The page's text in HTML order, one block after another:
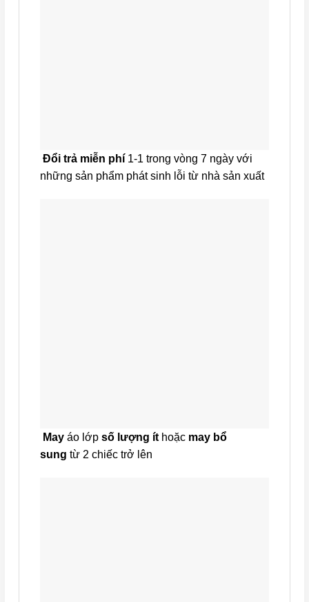
Đổi trả miễn phí 1-1 trong vòng 7 ngày với
những sản phẩm phát sinh lỗi từ nhà sản xuất
May áo lớp số lượng ít hoặc may bổ
sung từ 2 chiếc trở lên